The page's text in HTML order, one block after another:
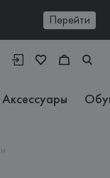
Перейти
Аксессуары